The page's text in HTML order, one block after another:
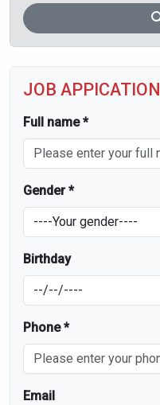
JOB APPICATION
Full name *
Gender *
Birthday
Phone *
Email